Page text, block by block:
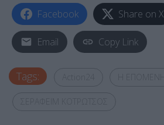
Facebook Share on X
Email Copy Link
Tags: